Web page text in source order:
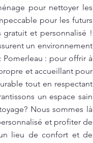
pour nettoyer les
pour les futurs
et personnalisé !
un environnement
Pomerleau : pour offrir à
et accueillant pour
tout en respectant
un espace sain
Nous sommes là
et profiter de
lieu de confort et de